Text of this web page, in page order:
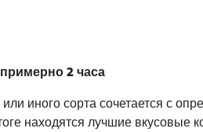
примерно 2 часа
иного сорта сочетается с
находятся лучшие вкусовые